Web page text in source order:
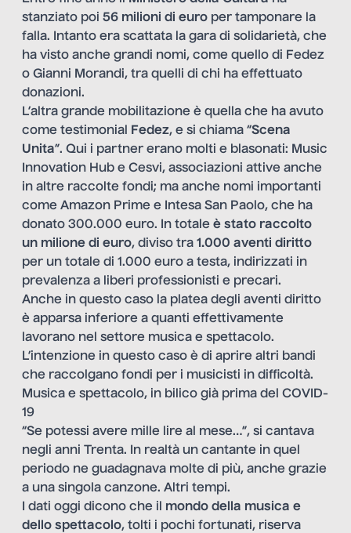
stanziato poi 56 milioni di euro per tamponare la
falla. Intanto era scattata la gara di solidarietà, che
ha visto anche grandi nomi, come quello di Fedez
o Gianni Morandi, tra quelli di chi ha effettuato
donazioni.
L’altra grande mobilitazione è quella che ha avuto
come testimonial
Fedez, e si chiama “Scena
Unita”. Qui i partner erano molti e blasonati: Music
Innovation Hub e Cesvi, associazioni attive anche
in altre raccolte fondi; ma anche nomi importanti
come Amazon Prime e Intesa San Paolo, che ha
donato 300.000 euro. In totale è stato raccolto
un milione di euro, diviso tra 1.000 aventi diritto
per un totale di 1.000 euro a testa, indirizzati in
prevalenza a liberi professionisti e precari.
Anche in questo caso la platea degli aventi diritto
è apparsa inferiore a quanti effettivamente
lavorano nel settore musica e spettacolo.
L’intenzione in questo caso è di aprire altri bandi
che raccolgano fondi per i musicisti in difficoltà.
Musica e spettacolo, in bilico già prima del COVID-
19
“Se potessi avere mille lire al mese…”, si cantava
negli anni Trenta. In realtà un cantante in quel
periodo ne guadagnava molte di più, anche grazie
a una singola canzone. Altri tempi.
I dati oggi dicono che il mondo della musica e
dello spettacolo, tolti i pochi fortunati, riserva